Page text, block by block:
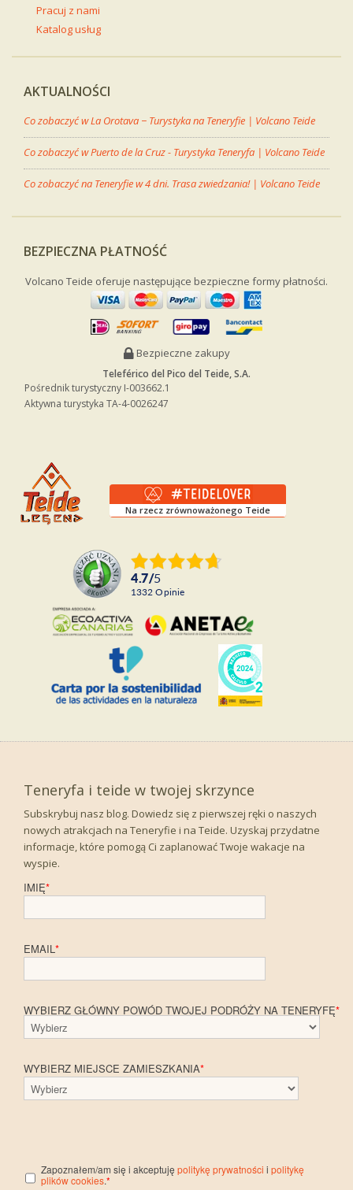
Pracuj z nami
Katalog usług
AKTUALNOŚCI
Co zobaczyć w La Orotava − Turystyka na Teneryfie | Volcano Teide
Co zobaczyć w Puerto de la Cruz - Turystyka Teneryfa | Volcano Teide
Co zobaczyć na Teneryfie w 4 dni. Trasa zwiedzania! | Volcano Teide
BEZPIECZNA PŁATNOŚĆ
Volcano Teide oferuje następujące bezpieczne formy płatności.
Bezpieczne zakupy
Teleférico del Pico del Teide, S.A.
Pośrednik turystyczny I-003662.1
Aktywna turystyka TA-4-0026247
Na rzecz zrównoważonego Teide
4.7/5
1332 opinie
Teneryfa i teide w twojej skrzynce
Subskrybuj nasz blog. Dowiedz się z pierwszej ręki o naszych
nowych atrakcjach na Teneryfie i na Teide. Uzyskaj przydatne
informacje, które pomogą Ci zaplanować Twoje wakacje na
wyspie.
IMIĘ*
EMAIL*
WYBIERZ GŁÓWNY POWÓD TWOJEJ PODRÓŻY NA TENERYFĘ*
WYBIERZ MIEJSCE ZAMIESZKANIA*
Zapoznałem/am się i akceptuję politykę prywatności i politykę
plików cookies.*